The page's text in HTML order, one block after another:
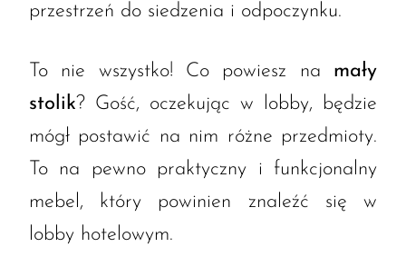
przestrzeń do siedzenia i odpoczynku.
To nie wszystko! Co powiesz na mały
stolik? Gość, oczekując w lobby, będzie
mógł postawić na nim różne przedmioty.
To na pewno praktyczny i funkcjonalny
mebel, który powinien znaleźć się w
lobby hotelowym.